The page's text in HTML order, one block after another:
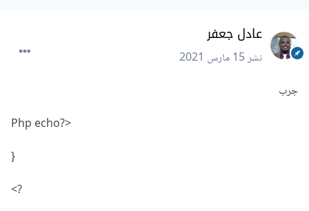
عادل جعفر
نشر15 مارس 2021
جرب
<?Php echo
{
?>